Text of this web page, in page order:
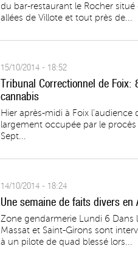
du bar-restaurant le Rocher situé
allées de Villote et tout près de...
15/10/2014 - 18:52
Tribunal Correctionnel de
cannabis
Hier après-midi à Foix
largement occupée par le
Sept...
14/10/2014 - 18:24
Une semaine de faits divers en
Zone gendarmerie Lundi 6 Dans
Massat et Saint-Girons sont
à un pilote de quad blessé lors...